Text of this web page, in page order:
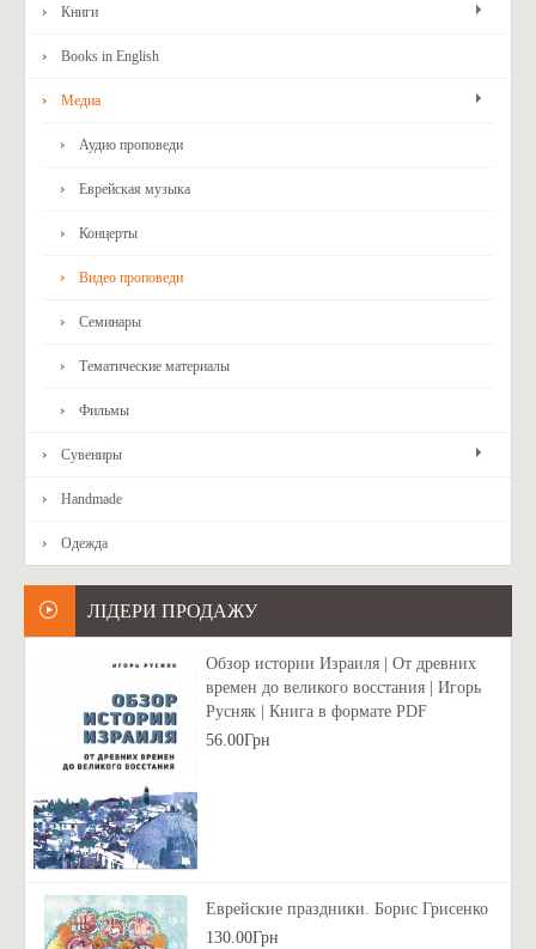
Книги
Books in English
Медиа
Аудио проповеди
Еврейская музыка
Концерты
Видео проповеди
Семинары
Тематические материалы
Фильмы
Сувениры
Handmade
Одежда
ЛІДЕРИ ПРОДАЖУ
Обзор истории Израиля | От древних
времен до великого восстания | Игорь
Русняк | Книга в формате PDF
56.00Грн
Еврейские праздники. Борис Грисенко
130.00Грн